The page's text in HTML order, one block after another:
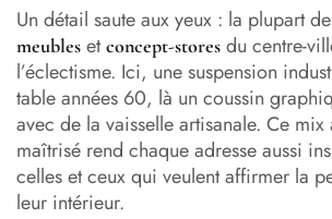
Un détail saute aux yeux : la plupart
meubles etconcept-stores du centre-
l’éclectisme. Ici, une suspension
table années 60, là un coussin
avec de la vaisselle artisanale. Ce mix
maîtrisé rend chaque adresse aussi
celles et ceux qui veulent affirmer la
leur intérieur.